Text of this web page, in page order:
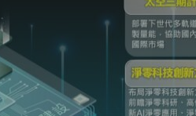
關鍵技
AI走向實體世界 安森美70
元收購Synaptics布局邊緣智
台